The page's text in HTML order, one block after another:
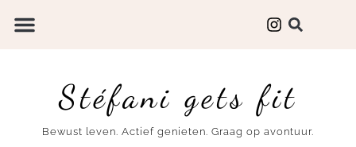
Stéfani gets fit
Bewust leven. Actief genieten. Graag op avontuur.